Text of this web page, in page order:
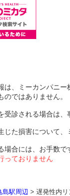
は、ミーカンパニー
ではありません。
受診される場合は、
じた損害について
場合には、お手数で
っておりません
島駅周辺 > 遅発性内